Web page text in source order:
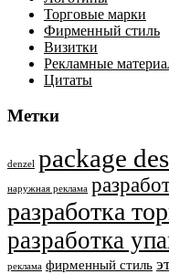
Торговые марки
Фирменный стиль
Визитки
Рекламные
Цитаты
Метки
denzel package
наружная реклама
разработка
разработка
реклама фирменный стиль